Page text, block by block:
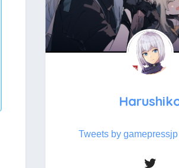
Tweets by gamepressjp